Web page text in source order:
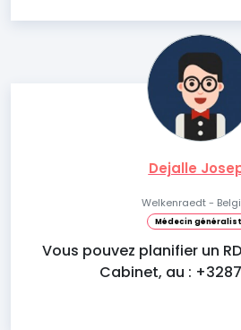
Dejalle
Welkenraedt -
Médecin
Vous pouvez planifier un
Cabinet, au :